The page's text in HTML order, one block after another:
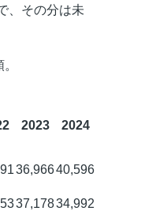
、その分は未
2023 2024
36,96640,596
37,17834,992